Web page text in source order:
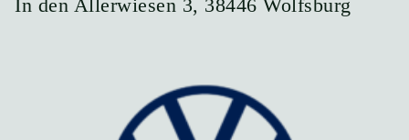
In den Allerwiesen 3, 38446 Wolfsburg